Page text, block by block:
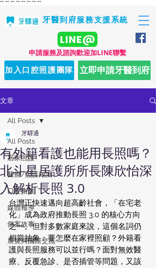
"" "" "" "" "" "" "" ""
牙醫到府服務支援系統
​申請服務及諮詢歡迎加LINE聯繫
LINE@
立即申請牙醫到府
加入口腔照護團隊
文章
All Posts
居家照護
醫療/照護知識
口腔衛教
媒體報導
個案故事
展覽與國際交流
All Posts
有外籍看護也能用長照嗎？
北斗星居護所所長陳欣怡深
入解析長照 3.0
牙驛通
台灣正快速邁向超高齡社會，「在宅老
化」成為政府推動長照 3.0 的核心方向
之一。但對多數家庭來說，這個名詞仍
相當抽象：要怎麼在家裡照顧？外籍看
護與長照服務可以並行嗎？面對無效醫
療、反覆急診、是否插管等問題，又該